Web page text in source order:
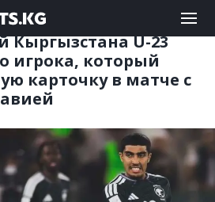
08.01.2026 11:35
Кыргызстана U-23
игрока, который
карточку в матче с